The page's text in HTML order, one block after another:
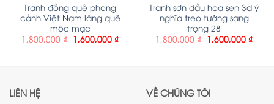
Tranh đồng quê phong
cảnh Việt Nam làng quê
mộc mạc
1,800,000₫ 1,600,000 ₫
Tranh sơn dầu hoa sen 3d ý
nghĩa treo tường sang
trọng 28
1,800,000₫ 1,600,000 ₫
LIÊN HỆ VỀ CHÚNG TÔI